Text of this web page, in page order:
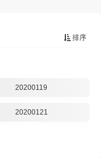
排序
20200119
20200121